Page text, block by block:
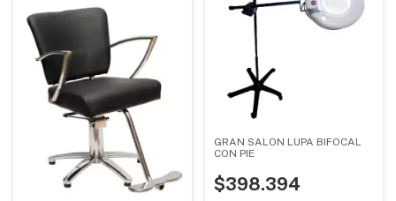
GRAN SALON LUPA BIFOCAL
CON PIE
$398.394